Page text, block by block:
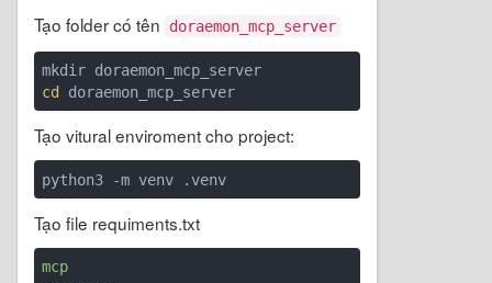
Tạo folder có tên
doraemon_mcp_server
cd
Tạo vitural enviroment cho project:
Tạo file requiments.txt
mcp